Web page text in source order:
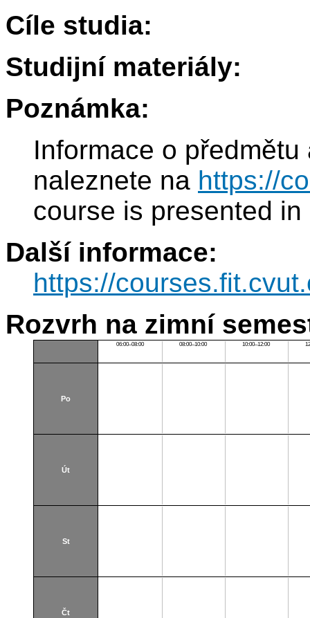
Cíle studia:
Studijní materiály:
Poznámka:
Informace o
naleznete na https://
course is presented in
Další informace:
https://
Rozvrh na zimní
06:00–08:00 08:00–10:00 10:00–12:00
Po
Út
St
Čt